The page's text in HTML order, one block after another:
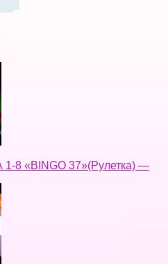
«BINGO 37»(Рулетка) —